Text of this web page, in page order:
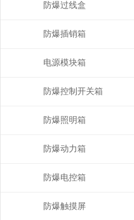
防爆过线盒
防爆插销箱
电源模块箱
防爆控制开关箱
防爆照明箱
防爆动力箱
防爆电控箱
防爆触摸屏